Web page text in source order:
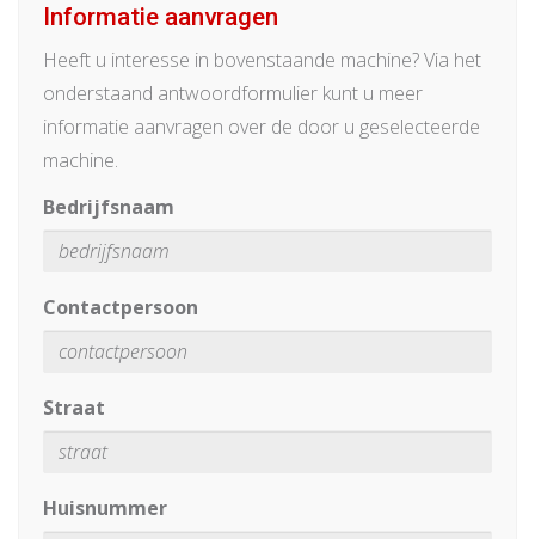
Informatie aanvragen
Heeft u interesse in bovenstaande machine? Via het
onderstaand antwoordformulier kunt u meer
informatie aanvragen over de door u geselecteerde
machine.
Bedrijfsnaam
Contactpersoon
Straat
Huisnummer